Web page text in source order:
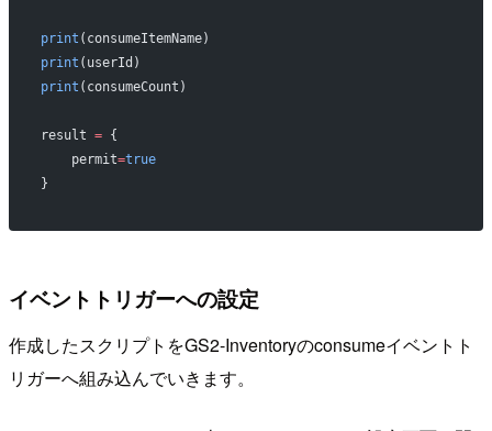
print (consumeItemName)
print (userId)
print (consumeCount)
result = {
    permit
=true
}
イベントトリガーへの設定
作成したスクリプトをGS2-Inventoryのconsumeイベントト
リガーへ組み込んでいきます。